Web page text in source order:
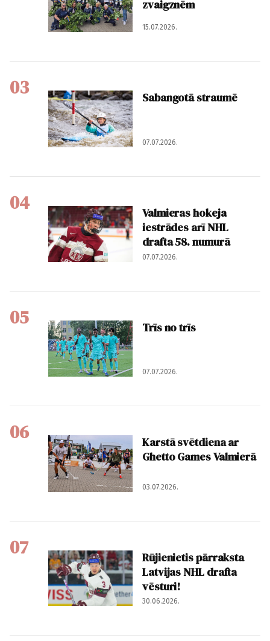
zvaigznēm
15.07.2026.
03 Sabangotā straumē
07.07.2026.
04
Valmieras hokeja
iestrādes arī NHL
drafta 58. numurā
07.07.2026.
05 Trīs no trīs
07.07.2026.
06
Karstā svētdiena ar
Ghetto Games Valmierā
03.07.2026.
07
Rūjienietis pārraksta
Latvijas NHL drafta
vēsturi!
30.06.2026.